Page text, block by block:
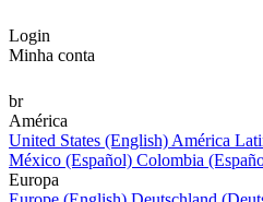
Login
Minha conta
br
América
United States (English) América
México (Español) Colombia
Europa